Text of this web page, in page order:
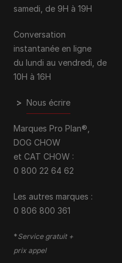
samedi, de 9H à 19H
Conversation
instantanée en ligne
du lundi au vendredi, de
10H à 16H
> Nous écrire
Marques Pro Plan®,
DOG CHOW
et CAT CHOW :
0 800 22 64 62
Les autres marques :​
0 806 800 361
*Service gratuit +
prix appel